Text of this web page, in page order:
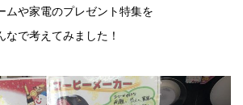
ムや家電のプレゼント特集を
で考えてみました！